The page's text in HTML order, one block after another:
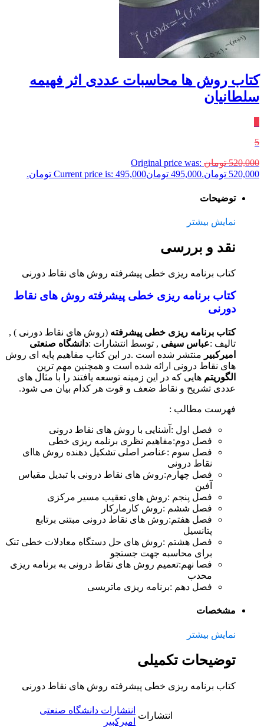
کتاب روش ها محاسبات عددی اثر فهیمه
سلطانیان
5
520,000 تومان Original price was:
520,000 تومان.
495,000 تومانCurrent price is: 495,000 تومان.
توضیحات
نمایش بیشتر
نقد و بررسی
کتاب برنامه ریزی خطی پیشرفته روش های نقاط دورنی
کتاب برنامه ریزی خطی پیشرفته روش های نقاط
دورنی
کتاب برنامه ریزی خطی پیشرفته (روش های نقاط دورنی ) ,
تالیف :عباس سیفی , توسط انتشارات :دانشگاه صنعتی
امیرکبیر منتشر شده است .در این کتاب مفاهیم پایه ای روش
های نقاط درونی ارائه شده است و همچنین مهم ترین
الگوریتم هایی که در این زمینه توسعه یافتند را با مثال های
عددی تشریح و نقاط ضعف و قوت هر کدام بیان می شود.
فهرست مطالب :
فصل اول : آشنایی با روش های نقاط درونی
فصل دوم:مفاهیم نظری برنلمه ریزی خطی
فصل سوم :عناصر اصلی تشکیل دهنده روش هاای
نقاط درونی
فصل چهارم:روش های نقاط درونی با تبدیل مقیاس
آفین
فصل پنجم :روش های تعقیب مسیر مرکزی
فصل ششم :روش کارمارکار
فصل هفتم:روش های نقاط درونی مبتنی برتابع
پتانسیل
فصل هشتم :روش های حل دستگاه معادلات خطی تنک
برای محاسبه جهت جستجو
فصا نهم:تعمیم روش های نقاط درونی به برنامه ریزی
محدب
فصل دهم :برنامه ریزی ماتریسی
مشخصات
نمایش بیشتر
توضیحات تکمیلی
کتاب برنامه ریزی خطی پیشرفته روش های نقاط دورنی
انتشارات
انتشارات دانشگاه صنعتی
امیرکبیر